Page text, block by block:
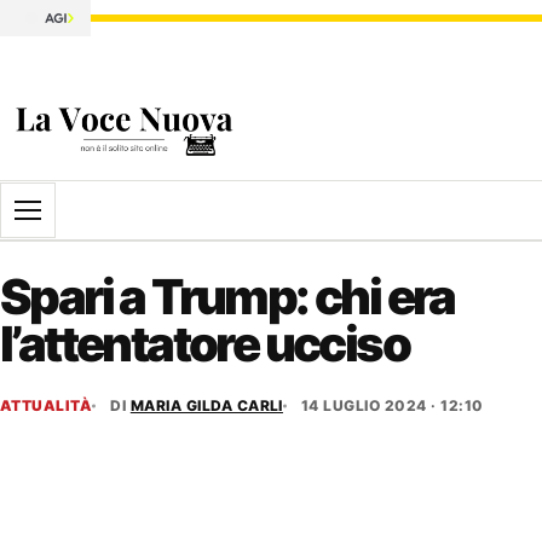
Apri il menu
Spari a Trump: chi era
l’attentatore ucciso
ATTUALITÀ DI MARIA GILDA CARLI 14 LUGLIO 2024 · 12:10